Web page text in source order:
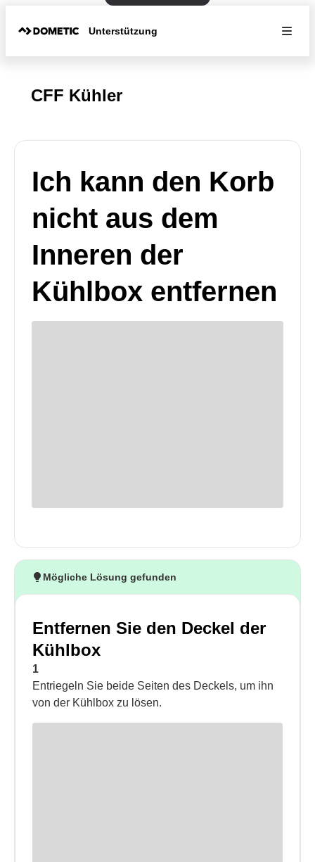
Unterstützung
CFF Kühler
Ich kann den Korb
nicht aus dem
Inneren der
Kühlbox entfernen
Mögliche Lösung gefunden
Entfernen Sie den Deckel der
Kühlbox
1
Entriegeln Sie beide Seiten des Deckels, um ihn
von der Kühlbox zu lösen.